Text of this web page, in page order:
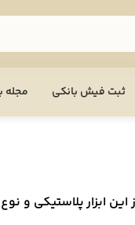
ثبت فیش بانکی مجله
ابزار پلاستیکی